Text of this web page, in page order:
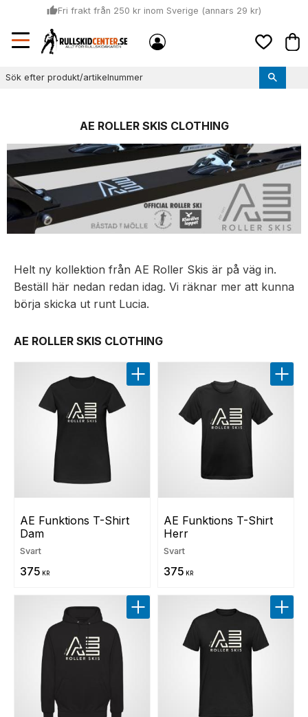
Meny
thumb_upFri frakt från 250 kr inom Sverige (annars 29 kr)
local_shipping
Sommar: Beställ innan kl 11:00 (mån-ons) och vi skickar lagervaror
samma dag
AE ROLLER SKIS CLOTHING
Helt ny kollektion från AE Roller Skis är på väg in.
Beställ här nedan redan idag. Vi räknar mer att kunna
börja skicka ut runt Lucia.
AE ROLLER SKIS CLOTHING
AE Funktions T-Shirt
Dam
Svart
375 KR
Lägg till i favoriter
AE Funktions T-Shirt
Herr
Svart
375 KR
Lägg
Lägg till i favoriter Lägg